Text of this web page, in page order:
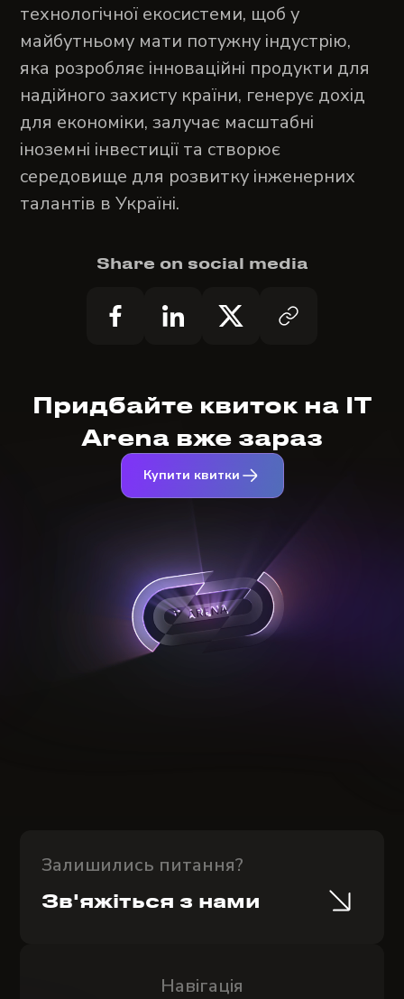
технологічної екосистеми, щоб у
майбутньому мати потужну індустрію,
яка розробляє інноваційні продукти для
надійного захисту країни, генерує дохід
для економіки, залучає масштабні
іноземні інвестиції та створює
середовище для розвитку інженерних
талантів в Україні.
Share on social media
Придбайте квиток на IT
Arena вже зараз
Купити квитки
Навігація
Залишились питання?
Зв'яжіться з нами